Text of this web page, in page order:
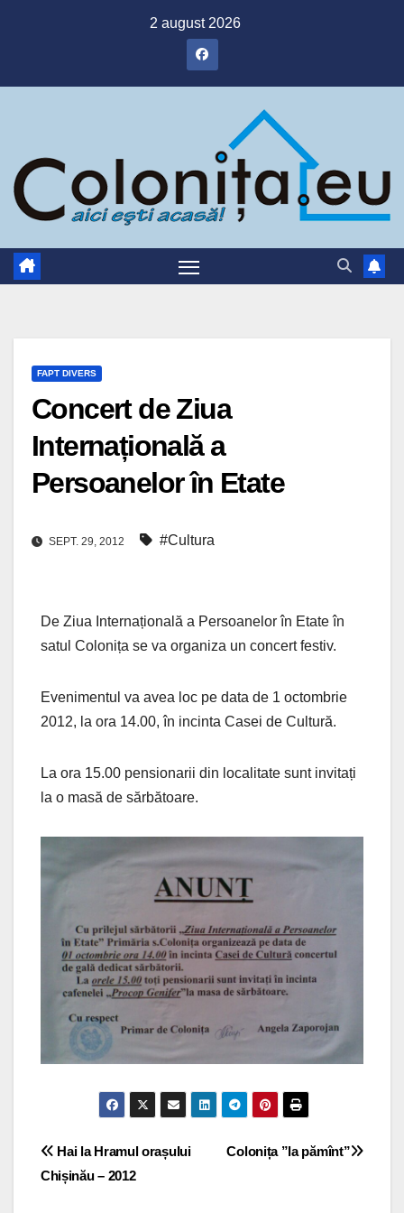
2 august 2026
FAPT DIVERS
Concert de Ziua
Internațională a
Persoanelor în Etate
SEPT. 29, 2012 #Cultura
De Ziua Internațională a Persoanelor în Etate în
satul Colonița se va organiza un concert festiv.
Evenimentul va avea loc pe data de 1 octombrie
2012, la ora 14.00, în incinta Casei de Cultură.
La ora 15.00 pensionarii din localitate sunt invitați
la o masă de sărbătoare.
Navigare
Colonița ”la pămînt”
Hai la Hramul orașului
Chișinău – 2012